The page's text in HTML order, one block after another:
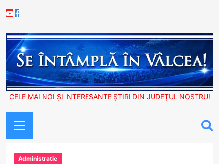
to
Youtube
Facebook
CELE MAI NOI ȘI INTERESANTE ȘTIRI DIN JUDEȚUL NOSTRU!
Menu
Administratie